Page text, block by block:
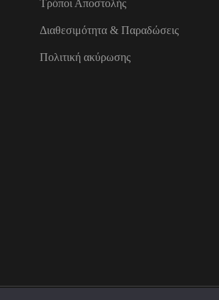
Τρόποι Αποστολής
Διαθεσιμότητα & Παραδώσεις
Πολιτική ακύρωσης